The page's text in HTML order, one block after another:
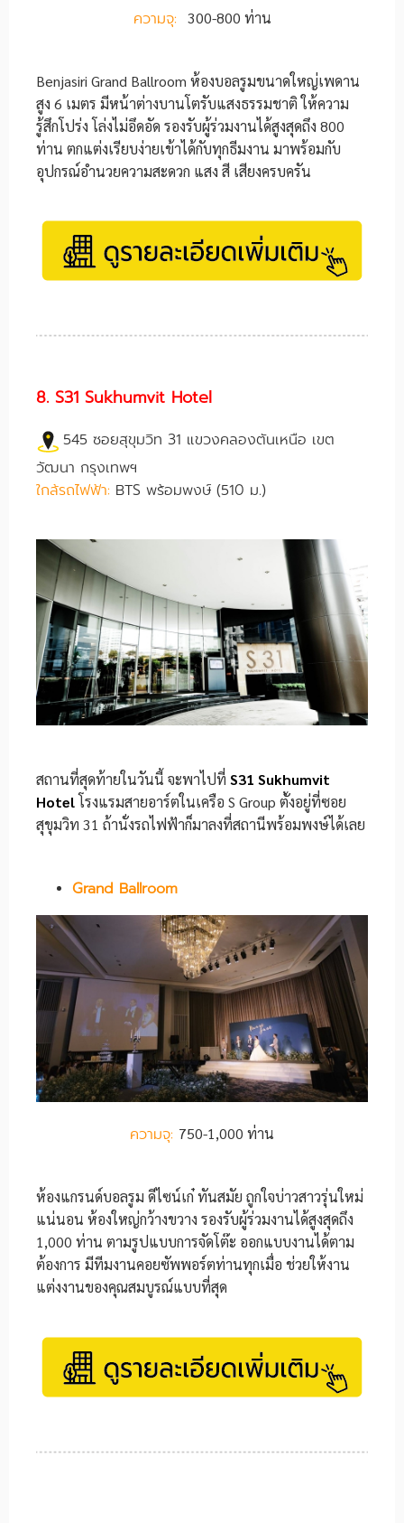
ความจุ: 300-800 ท่าน
Benjasiri Grand Ballroom ห้องบอลรูมขนาดใหญ่เพดาน
สูง 6 เมตร มีหน้าต่างบานโตรับแสงธรรมชาติ ให้ความ
รู้สึกโปร่ง โล่งไม่อึดอัด รองรับผู้ร่วมงานได้สูงสุดถึง 800
ท่าน ตกแต่งเรียบง่ายเข้าได้กับทุกธีมงาน มาพร้อมกับ
อุปกรณ์อำนวยความสะดวก แสง สี เสียงครบครัน
8. S31 Sukhumvit Hotel
545 ซอยสุขุมวิท 31 แขวงคลองตันเหนือ เขต
วัฒนา กรุงเทพฯ
ใกล้รถไฟฟ้า: BTS พร้อมพงษ์ (510 ม.)
สถานที่สุดท้ายในวันนี้ จะพาไปที่ S31 Sukhumvit
Hotelโรงแรมสายอาร์ตในเครือ S Group ตั้งอยู่ที่ซอย
สุขุมวิท 31 ถ้านั่งรถไฟฟ้าก็มาลงที่สถานีพร้อมพงษ์ได้เลย
Grand Ballroom
ความจุ: 750-1,000 ท่าน
ห้องแกรนด์บอลรูม ดีไซน์เก๋ ทันสมัย ถูกใจบ่าวสาวรุ่นใหม่
แน่นอน ห้องใหญ่กว้างขวาง รองรับผู้ร่วมงานได้สูงสุดถึง
1,000 ท่าน ตามรูปแบบการจัดโต๊ะ ออกแบบงานได้ตาม
ต้องการ มีทีมงานคอยซัพพอร์ตท่านทุกเมื่อ ช่วยให้งาน
แต่งงานของคุณสมบูรณ์แบบที่สุด